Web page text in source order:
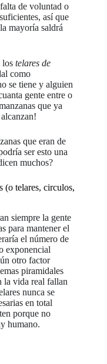
de voluntad o
así que
mayoría saldrá
los telares de
como
se tiene y alguien
gente entre o
que ya
que eran de
ser esto una
muchos?
(o telares, circulos,
siempre la gente
para mantener el
el número de
exponencial
otro factor
piramidales
la vida real fallan
nunca se
en total
porque no
humano.